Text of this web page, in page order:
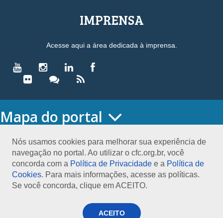
Nós usamos cookies para melhorar sua experiência de
navegação no portal. Ao utilizar o cfc.org.br, você
concorda com a Política de Privacidade e a Política de
Cookies. Para mais informações, acesse as políticas.
Se você concorda, clique em ACEITO.
ACEITO
IMPRENSA
Acesse aqui a área dedicada à imprensa.
Mapa do portal
O CONSELHO
Conselho Diretor
Nossa Sede
Planejamento
Organograma
Presidentes do CFC – Gestões anteriores